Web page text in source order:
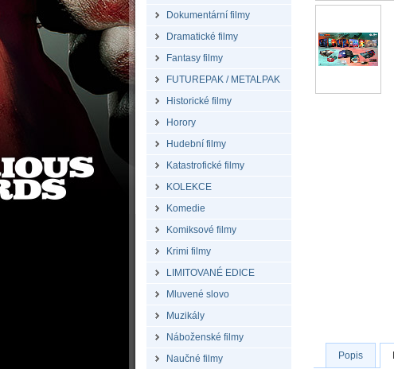
Dokumentární filmy
Dramatické filmy
Fantasy filmy
FUTUREPAK / METALPAK
Historické filmy
Horory
Hudební filmy
Katastrofické filmy
KOLEKCE
Komedie
Komiksové filmy
Krimi filmy
LIMITOVANÉ EDICE
Mluvené slovo
Muzikály
Náboženské filmy
Naučné filmy
Popis